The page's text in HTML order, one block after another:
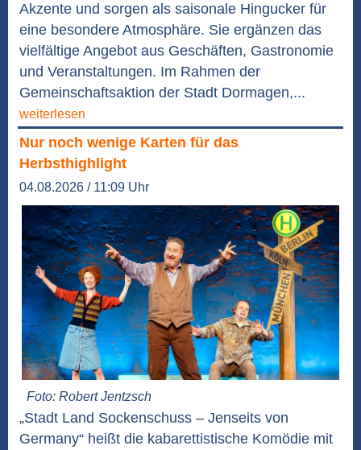
Akzente und sorgen als saisonale Hingucker für
eine besondere Atmosphäre. Sie ergänzen das
vielfältige Angebot aus Geschäften, Gastronomie
und Veranstaltungen. Im Rahmen der
Gemeinschaftsaktion der Stadt Dormagen,...
weiterlesen
Nur noch wenige Karten für das
Herbsthighlight
04.08.2026 / 11:09 Uhr
Foto: Robert Jentzsch
„Stadt Land Sockenschuss – Jenseits von
Germany“ heißt die kabarettistische Komödie mit